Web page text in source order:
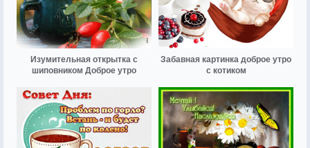
Изумительная открытка с
шиповником Доброе утро
Забавная картинка доброе утро
с котиком